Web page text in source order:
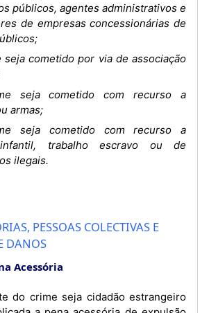
públicos, agentes administrativos e
de empresas concessionárias de
seja cometido por via de associação
seja cometido com recurso a
armas;
seja cometido com recurso a
trabalho escravo ou de
ilegais.
PESSOAS COLECTIVAS E
DANOS
Acessória
do crime seja cidadão estrangeiro